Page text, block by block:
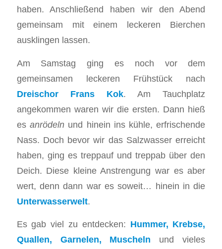
haben. Anschließend haben wir den Abend
gemeinsam mit einem leckeren Bierchen
ausklingen lassen.
Am Samstag ging es noch vor dem
gemeinsamen leckeren Frühstück nach
Dreischor Frans Kok. Am Tauchplatz
angekommen waren wir die ersten. Dann hieß
es anrödelnund hinein ins kühle, erfrischende
Nass. Doch bevor wir das Salzwasser erreicht
haben, ging es treppauf und treppab über den
Deich. Diese kleine Anstrengung war es aber
wert, denn dann war es soweit… hinein in die
Unterwasserwelt.
Es gab viel zu entdecken: Hummer, Krebse,
Quallen, Garnelen, Muscheln und vieles